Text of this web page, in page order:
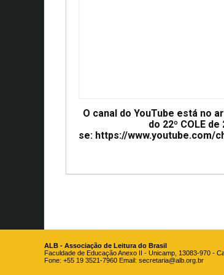
O canal do YouTube está no
do 22º COLE
se: https://www.youtube.com/
ALB - Associação de Leitura do Brasil
Faculdade de Educação Anexo II - Unicamp, 13083-970 -
Fone: +55 19 3521-7960 Email: secretaria@alb.org.br